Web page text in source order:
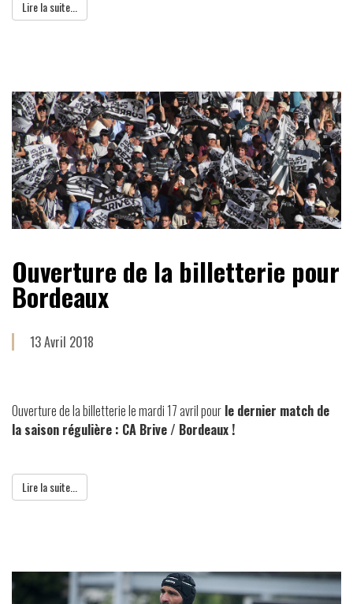
Lire la suite...
Ouverture de la billetterie pour
Bordeaux
13 Avril 2018
Ouverture de la billetterie le mardi 17 avril pour le dernier match de
la saison régulière : CA Brive / Bordeaux !
Lire la suite...